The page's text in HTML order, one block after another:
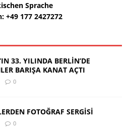
Sprache
+49 177 2427272
33. YILINDA BERLİN’DE
BARIŞA KANAT AÇTI
0
FOTOĞRAF SERGİSİ
0